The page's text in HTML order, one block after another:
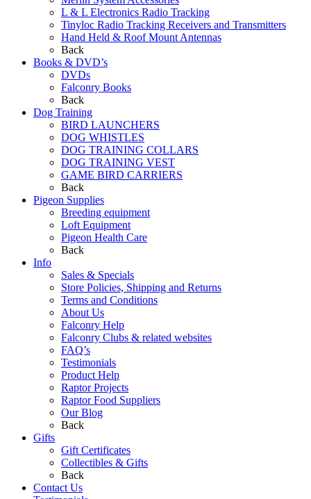
L & L Electronics Radio Tracking
Tinyloc Radio Tracking Receivers and Transmitters
Hand Held & Roof Mount Antennas
Back
Books & DVD’s
DVDs
Falconry Books
Back
Dog Training
BIRD LAUNCHERS
DOG WHISTLES
DOG TRAINING COLLARS
DOG TRAINING VEST
GAME BIRD CARRIERS
Back
Pigeon Supplies
Breeding equipment
Loft Equipment
Pigeon Health Care
Back
Info
Sales & Specials
Store Policies, Shipping and Returns
Terms and Conditions
About Us
Falconry Help
Falconry Clubs & related websites
FAQ’s
Testimonials
Product Help
Raptor Projects
Raptor Food Suppliers
Our Blog
Back
Gifts
Gift Certificates
Collectibles & Gifts
Back
Contact Us